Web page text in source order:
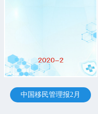
中国移民管理报2月